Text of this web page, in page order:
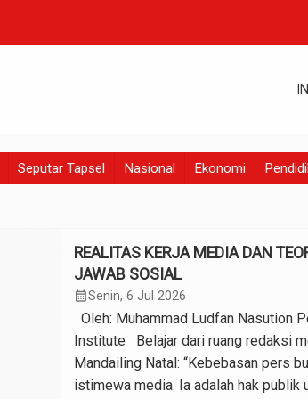
Seputar Tapsel Nasional Ekonomi
REALITAS KERJA MEDIA DAN
JAWAB SOSIAL
calendar_monthSenin, 6 Jul 2026
Oleh: Muhammad Ludfan Nasution
Institute Belajar dari ruang redaksi
Mandailing Natal: “Kebebasan pers
istimewa media. Ia adalah hak publik